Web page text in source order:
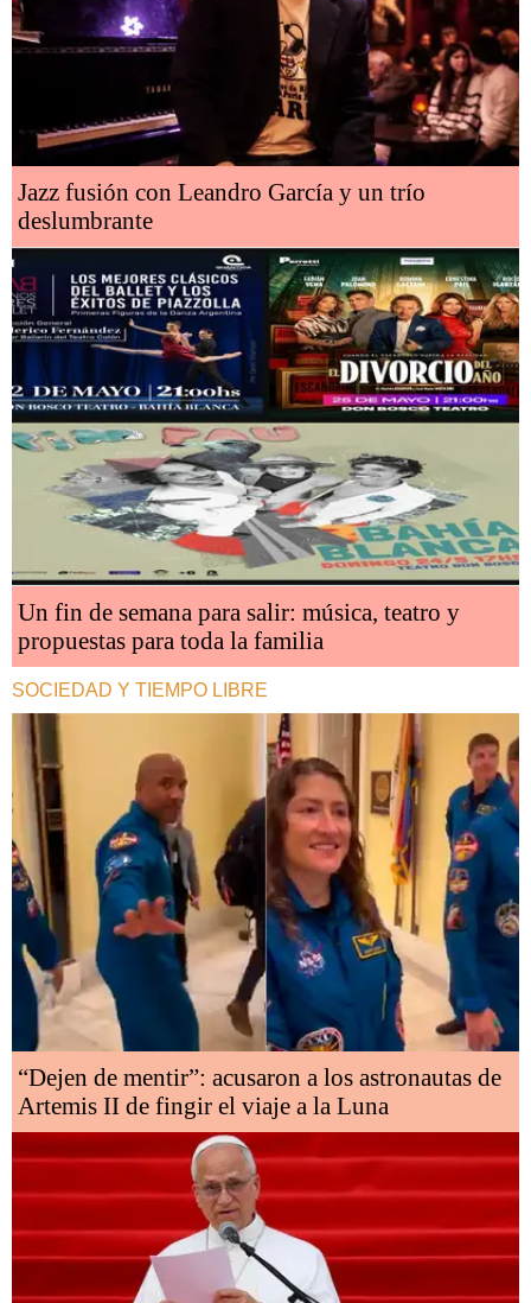
Jazz fusión con Leandro García y un trío
deslumbrante
Un fin de semana para salir: música, teatro y
propuestas para toda la familia
SOCIEDAD Y TIEMPO LIBRE
“Dejen de mentir”: acusaron a los astronautas de
Artemis II de fingir el viaje a la Luna